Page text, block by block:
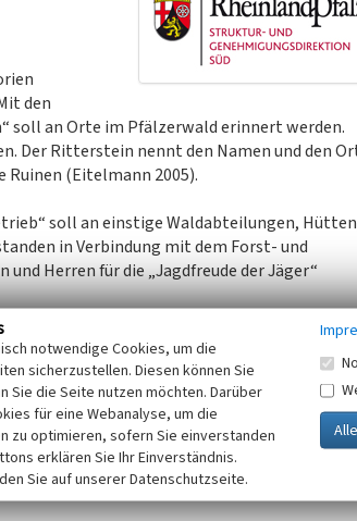
den
soll an Orte im Pfälzerwald erinnert werden.
Der Ritterstein nennt den Namen und den
Ruinen (Eitelmann 2005).
soll an einstige Waldabteilungen,
in Verbindung mit dem Forst- und
Herren für die „Jagdfreude der Jäger“
(1543 - 1592) für sein Jagdvergnügen und für
der Jagd und als Unterkunft dienen.
Es diente dem letzten Förster Roth als
dort an jener Stelle im Jahre 1929 das
widmete, erbaut und
notwendige Cookies, um die
sicherzustellen. Diesen können Sie
Sie die Seite nutzen möchten. Darüber
für eine Webanalyse, um die
zu optimieren, sofern Sie einverstanden
erklären Sie Ihr Einverständnis.
Sie auf unserer Datenschutzseite.